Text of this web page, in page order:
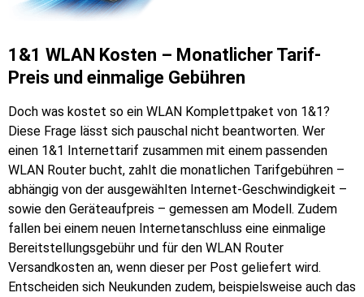
1&1 WLAN Kosten – Monatlicher Tarif-
Preis und einmalige Gebühren
Doch was kostet so ein WLAN Komplettpaket von 1&1?
Diese Frage lässt sich pauschal nicht beantworten. Wer
einen 1&1 Internettarif zusammen mit einem passenden
WLAN Router bucht, zahlt die monatlichen Tarifgebühren –
abhängig von der ausgewählten Internet-Geschwindigkeit –
sowie den Geräteaufpreis – gemessen am Modell. Zudem
fallen bei einem neuen Internetanschluss eine einmalige
Bereitstellungsgebühr und für den WLAN Router
Versandkosten an, wenn dieser per Post geliefert wird.
Entscheiden sich Neukunden zudem, beispielsweise auch das